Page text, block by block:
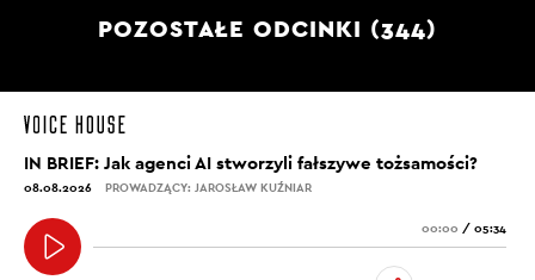
POZOSTAŁE ODCINKI (344)
IN BRIEF: Jak agenci AI stworzyli fałszywe tożsamości?
08.08.2026 PROWADZĄCY: JAROSŁAW KUŹNIAR
00:00 / 05:34